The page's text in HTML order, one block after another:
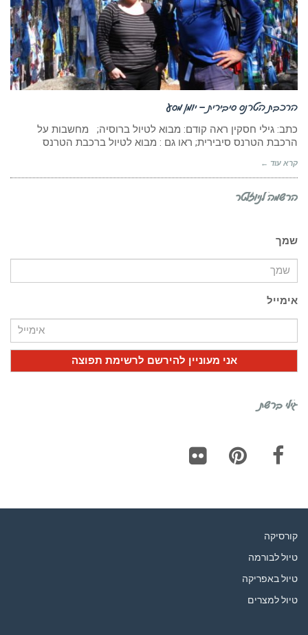
הרכבת הטרנס סיבירית – יומן מסע
כתב: גילי חסקין ראה קודם: מבוא לטיול ברוסיה; מחשבות על
הרכבת הטרנס סיבירית; ראו גם : מבוא לטיול ברכבת הטרנס
קרא עוד ←
הרשמה לניוזלטר
שמך
אימייל
גילי ברשת
קורסיקה
טיול לבורמה
טיול באפריקה
טיול למצרים